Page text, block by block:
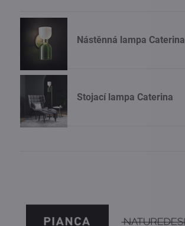
Nástěnná lampa Caterina
Stojací lampa Caterina